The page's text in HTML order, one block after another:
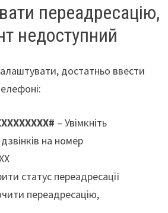
переадресацію,
недоступний
достатньо ввести
– Увімкніть
на номер
статус переадресації
переадресацію,